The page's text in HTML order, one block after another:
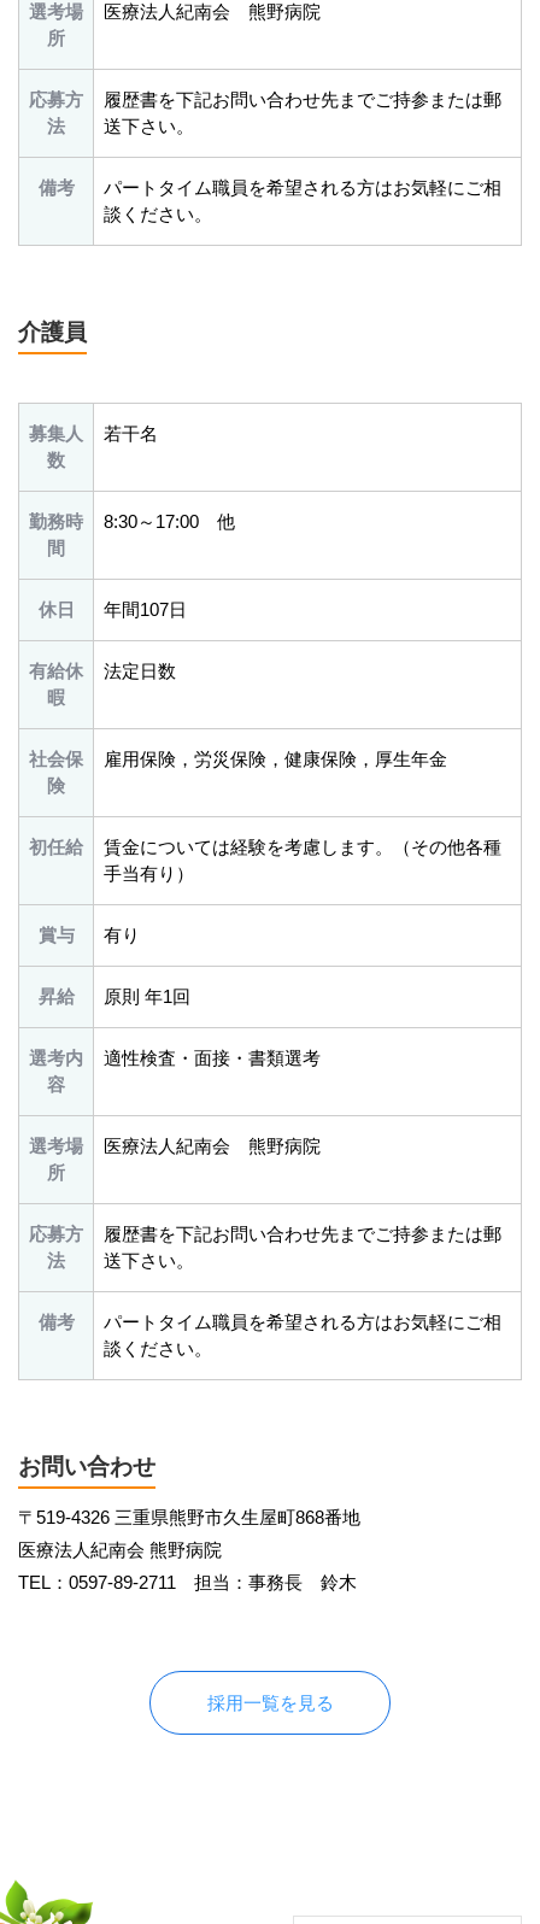
選考場
所
医療法人紀南会 熊野病院
応募方
法
履歴書を下記お問い合わせ先までご持参または郵
送下さい。
備考
パートタイム職員を希望される方はお気軽にご相
談ください。
介護員
募集人
数
若干名
勤務時
間
8:30～17:00 他
休日 年間107日
有給休
暇
法定日数
社会保
険
雇用保険，労災保険，健康保険，厚生年金
初任給
賃金については経験を考慮します。（その他各種
手当有り）
賞与 有り
昇給 原則 年1回
選考内
容
適性検査・面接・書類選考
選考場
所
医療法人紀南会 熊野病院
応募方
法
履歴書を下記お問い合わせ先までご持参または郵
送下さい。
備考
パートタイム職員を希望される方はお気軽にご相
談ください。
お問い合わせ
〒519-4326 三重県熊野市久生屋町868番地
医療法人紀南会 熊野病院
TEL：0597-89-2711 担当：事務長 鈴木
採用一覧を見る